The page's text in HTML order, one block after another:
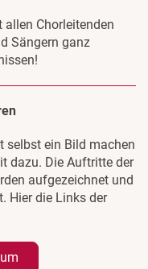
allen Chorleitenden
Sängern ganz
selbst ein Bild machen
dazu. Die Auftritte der
aufgezeichnet und
Hier die Links der